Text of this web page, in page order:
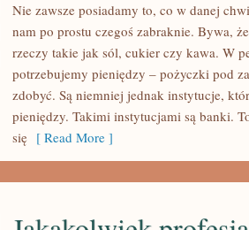
POŻYCZANIE
DEWIZ
Nie zawsze posiadamy to, co w danej
nam po prostu czegoś zabraknie. Bywa,
rzeczy takie jak sól, cukier czy kawa. W
potrzebujemy pieniędzy – pożyczki pod
zdobyć. Są niemniej jednak instytucje,
pieniędzy. Takimi instytucjami są banki.
się [ Read More ]